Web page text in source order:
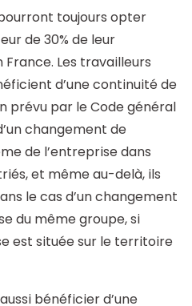
toujours opter
de 30% de leur
Les travailleurs
d’une continuité de
prévu par le Code général
changement de
de l’entreprise dans
et même au-delà, ils
le cas d’un changement
du même groupe, si
est située sur le territoire
bénéficier d’une